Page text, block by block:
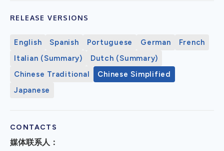
RELEASE VERSIONS
English Spanish Portuguese German
French
Italian (Summary)
Dutch (Summary)
Chinese Traditional
Chinese Simplified
Japanese
CONTACTS
媒体联系人：